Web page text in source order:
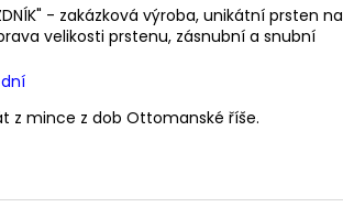
- zakázková výroba, unikátní prsten na
velikosti prstenu, zásnubní a snubní
z mince z dob Ottomanské říše.